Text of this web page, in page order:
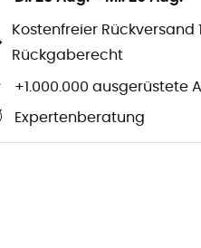
Kostenfreier Rückversand
Rückgaberecht
+1.000.000 ausgerüstete
Expertenberatung